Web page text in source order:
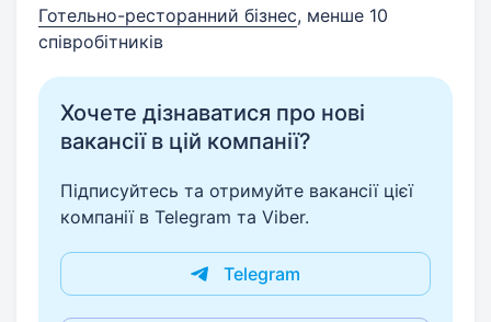
Готельно-ресторанний бізнес, менше 10
співробітників
Хочете дізнаватися про нові
вакансії в цій компанії?
Підписуйтесь та отримуйте вакансії цієї
компанії в Telegram та Viber.
Telegram